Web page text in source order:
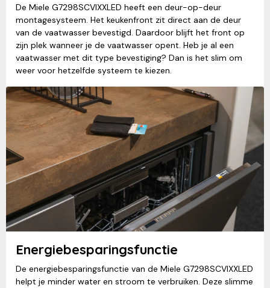
De Miele G7298SCVIXXLED heeft een deur-op-deur
montagesysteem. Het keukenfront zit direct aan de deur
van de vaatwasser bevestigd. Daardoor blijft het front op
zijn plek wanneer je de vaatwasser opent. Heb je al een
vaatwasser met dit type bevestiging? Dan is het slim om
weer voor hetzelfde systeem te kiezen.
Energiebesparingsfunctie
De energiebesparingsfunctie van de Miele G7298SCVIXXLED
helpt je minder water en stroom te verbruiken. Deze slimme